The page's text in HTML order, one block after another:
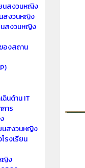
นสงวนหญิง
สงวนหญิง
นสงวนหญิง
องสถาน
นด้าน IT
าร
นสงวนหญิง
รงเรียน
ญิง